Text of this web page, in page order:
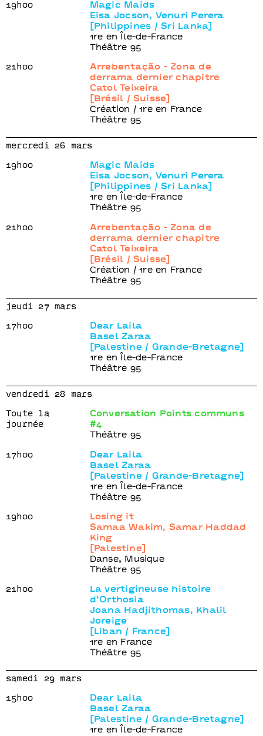
19h00
Magic Maids
Eisa Jocson, Venuri Perera
[Philippines / Sri Lanka]
1re en Île-de-France
Théâtre 95
21h00
Arrebentação - Zona de
derrama dernier chapitre
Catol Teixeira
[Brésil / Suisse]
Création / 1re en France
Théâtre 95
mercredi 26 mars
19h00
Magic Maids
Eisa Jocson, Venuri Perera
[Philippines / Sri Lanka]
1re en Île-de-France
Théâtre 95
21h00
Arrebentação - Zona de
derrama dernier chapitre
Catol Teixeira
[Brésil / Suisse]
Création / 1re en France
Théâtre 95
jeudi 27 mars
17h00
Dear Laila
Basel Zaraa
[Palestine / Grande-Bretagne]
1re en Île-de-France
Théâtre 95
vendredi 28 mars
Toute la
journée
Conversation Points communs
#4
Théâtre 95
17h00
Dear Laila
Basel Zaraa
[Palestine / Grande-Bretagne]
1re en Île-de-France
Théâtre 95
19h00
Losing it
Samaa Wakim, Samar Haddad
King
[Palestine]
Danse, Musique
Théâtre 95
21h00
La vertigineuse histoire
d’Orthosia
Joana Hadjithomas, Khalil
Joreige
[Liban / France]
1re en France
Théâtre 95
samedi 29 mars
15h00
Dear Laila
Basel Zaraa
[Palestine / Grande-Bretagne]
1re en Île-de-France